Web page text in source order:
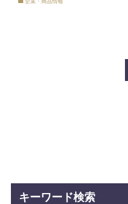
キーワード検索